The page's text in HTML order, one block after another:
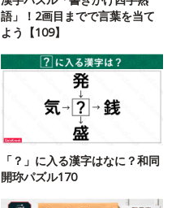
語」！2画目までで言葉を当て
よう【109】
「？」に入る漢字はなに？和同
開珎パズル170